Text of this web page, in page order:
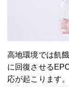
高地環境では飢
に回復させる
応が起こります